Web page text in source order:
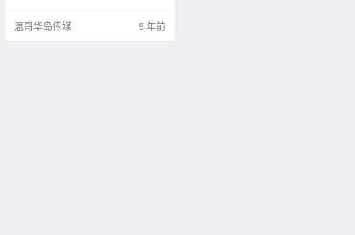
温哥华岛传媒 5 年前